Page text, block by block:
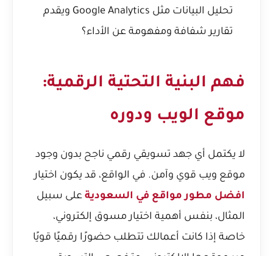
تحليل البيانات مثل Google Analytics ويقدم
تقارير شفافة ومفهومة عن الأداء؟
فهم البنية التحتية الرقمية:
موقع الويب ودوره
لا يكتمل أي جهد تسويقي رقمي ناجح بدون وجود
موقع ويب قوي وآمن. في الواقع، قد يكون اختيار
افضل مطور مواقع في السعودية على سبيل
المثال، بنفس أهمية اختيار مسوق إلكتروني،
خاصة إذا كانت أعمالك تتطلب حضورًا رقميًا قويًا